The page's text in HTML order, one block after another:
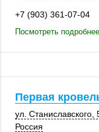
+7 (903) 361-07-04
Посмотреть
Первая
ул.
Россия